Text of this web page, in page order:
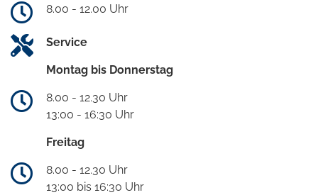
8.00 - 12.00 Uhr
Service
Montag bis Donnerstag
8.00 - 12.30 Uhr
13:00 - 16:30 Uhr
Freitag
8.00 - 12.30 Uhr
13:00 bis 16:30 Uhr